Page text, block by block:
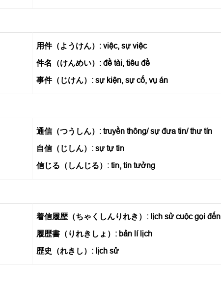
用件（ようけん）: việc, sự việc
件名（けんめい）: đề tài, tiêu đề
事件（じけん）: sự kiện, sự cố, vụ án
通信（つうしん）: truyền thông/ sự đưa tin/ thư tín
自信（じしん）: sự tự tin
信じる（しんじる）: tin, tin tưởng
着信履歴（ちゃくしんりれき）: lịch sử cuộc gọi đến
履歴書（りれきしょ）: bản lí lịch
歴史（れきし）: lịch sử